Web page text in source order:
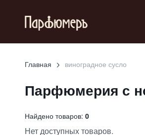
Главная виноградное сусло
Парфюмерия с
Найдено товаров: 0
Нет доступных товаров.